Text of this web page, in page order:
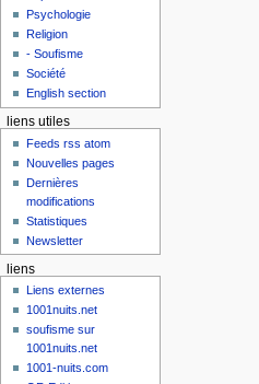
Psychologie
Religion
- Soufisme
Société
English section
liens utiles
Feeds rss atom
Nouvelles pages
Dernières
modifications
Statistiques
Newsletter
liens
Liens externes
1001nuits.net
soufisme sur
1001nuits.net
1001-nuits.com